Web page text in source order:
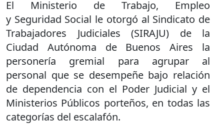
El Ministerio de Trabajo, Empleo
y Seguridad Social le otorgó al Sindicato de
Trabajadores Judiciales (SIRAJU) de la
Ciudad Autónoma de Buenos Aires la
personería gremial para agrupar al
personal que se desempeñe bajo relación
de dependencia con el Poder Judicial y el
Ministerios Públicos porteños, en todas las
categorías del escalafón.